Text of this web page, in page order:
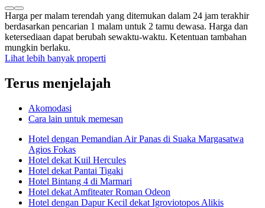
Harga per malam terendah yang ditemukan dalam 24 jam terakhir
berdasarkan pencarian 1 malam untuk 2 tamu dewasa. Harga dan
ketersediaan dapat berubah sewaktu-waktu. Ketentuan tambahan
mungkin berlaku.
Lihat lebih banyak properti
Terus menjelajah
Akomodasi
Cara lain untuk memesan
Hotel dengan Pemandian Air Panas di Suaka Margasatwa
Agios Fokas
Hotel dekat Kuil Hercules
Hotel dekat Pantai Tigaki
Hotel Bintang 4 di Marmari
Hotel dekat Amfiteater Roman Odeon
Hotel dengan Dapur Kecil dekat Igroviotopos Alikis